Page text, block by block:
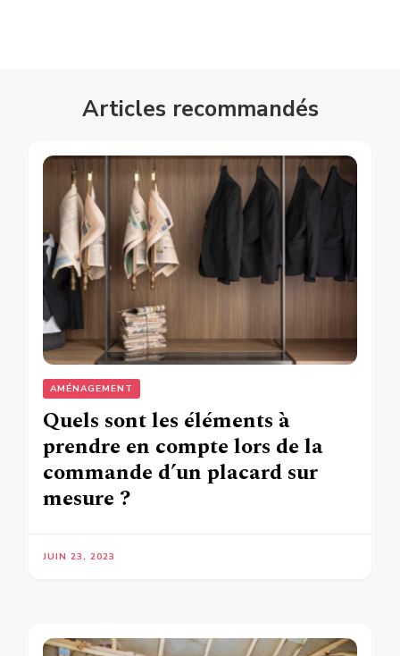
Articles recommandés
AMÉNAGEMENT
Quels sont les éléments à
prendre en compte lors de la
commande d’un placard sur
mesure ?
JUIN 23, 2023